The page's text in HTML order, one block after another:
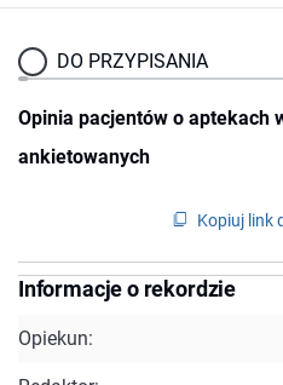
DO PRZYPISANIA
Opinia pacjentów o aptekach
ankietowanych
Kopiuj link
Informacje o rekordzie
Opiekun: